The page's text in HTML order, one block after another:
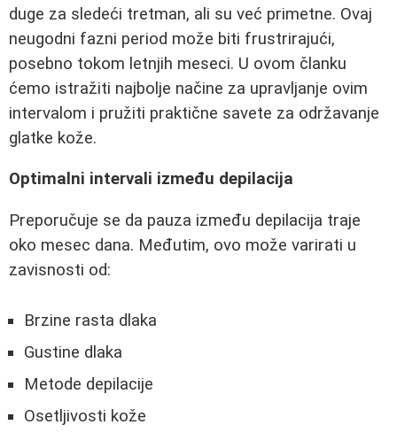
duge za sledeći tretman, ali su već primetne. Ovaj
neugodni fazni period može biti frustrirajući,
posebno tokom letnjih meseci. U ovom članku
ćemo istražiti najbolje načine za upravljanje ovim
intervalom i pružiti praktične savete za održavanje
glatke kože.
Optimalni intervali između depilacija
Preporučuje se da pauza između depilacija traje
oko mesec dana. Međutim, ovo može varirati u
zavisnosti od:
Brzine rasta dlaka
Gustine dlaka
Metode depilacije
Osetljivosti kože